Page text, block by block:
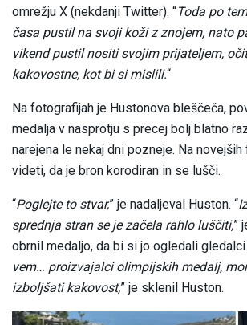
omrežju X (nekdanji Twitter). “Toda po
časa pustil na svoji koži z znojem, nato
vikend pustil nositi svojim prijateljem,
kakovostne, kot bi si mislili.“
Na fotografijah je Hustonova bleščeča,
medalja v nasprotju s precej bolj blatno
narejena le nekaj dni pozneje. Na
videti, da je bron korodiran in se lušči.
“Poglejte to stvar,” je nadaljeval Huston. “
sprednja stran se je začela rahlo luščiti,”
obrnil medaljo, da bi si jo ogledali
vem… proizvajalci olimpijskih medalj,
izboljšati kakovost,” je sklenil Huston.